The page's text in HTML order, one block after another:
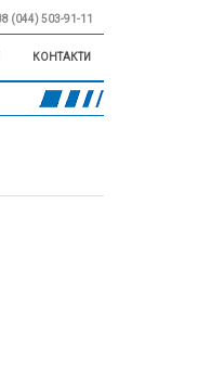
(044) 503-91-11
КОНТАКТИ